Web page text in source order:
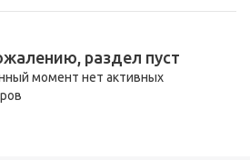
раздел пуст
момент нет активных